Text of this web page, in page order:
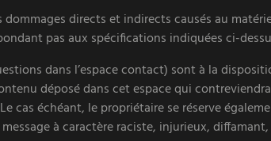
directs et indirects causés au
pas aux spécifications indiquées ci-
dans l’espace contact) sont à la
déposé dans cet espace qui
cas échéant, le propriétaire se réserve
à caractère raciste, injurieux,